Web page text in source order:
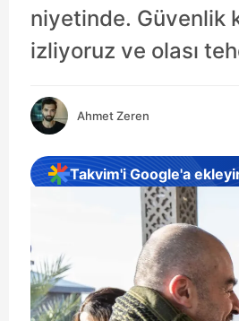
niyetinde. Güvenlik
izliyoruz ve olası
Ahmet Zeren
Takvim'i Google'a